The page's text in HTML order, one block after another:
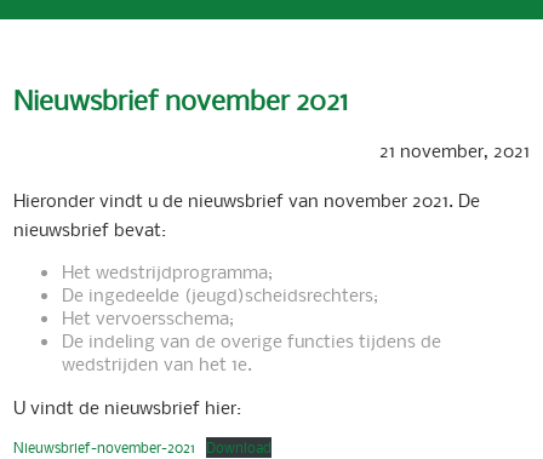
Nieuwsbrief november 2021
21 november, 2021
Hieronder vindt u de nieuwsbrief van november 2021. De
nieuwsbrief bevat:
Het wedstrijdprogramma;
De ingedeelde (jeugd)scheidsrechters;
Het vervoersschema;
De indeling van de overige functies tijdens de
wedstrijden van het 1e.
U vindt de nieuwsbrief hier:
Nieuwsbrief-november-2021 Download